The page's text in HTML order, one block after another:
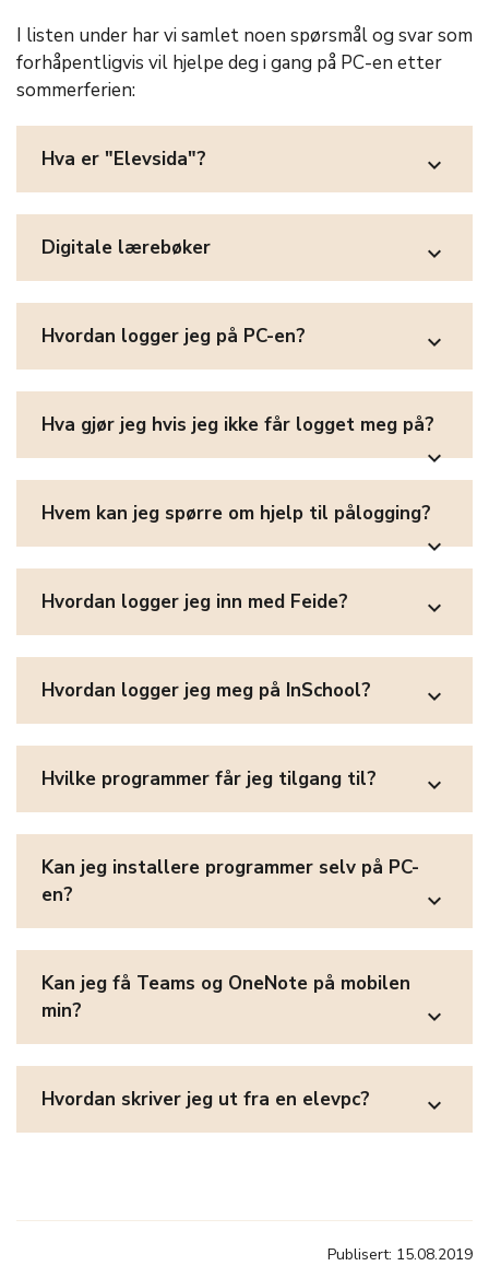
I listen under har vi samlet noen spørsmål og svar som
forhåpentligvis vil hjelpe deg i gang på PC-en etter
sommerferien:
Hva er "Elevsida"? expand_more
Digitale lærebøker expand_more
Hvordan logger jeg på PC-en? expand_more
Hva gjør jeg hvis jeg ikke får logget meg på?
expand_more
Hvem kan jeg spørre om hjelp til pålogging?
expand_more
Hvordan logger jeg inn med Feide? expand_more
Hvordan logger jeg meg på InSchool? expand_more
Hvilke programmer får jeg tilgang til? expand_more
Kan jeg installere programmer selv på PC-
en?
expand_more
Kan jeg få Teams og OneNote på mobilen
min?
expand_more
Hvordan skriver jeg ut fra en elevpc? expand_more
Publisert: 15.08.2019